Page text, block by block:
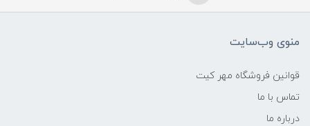
منوی وب‌سایت
قوانین فروشگاه مهر کیت
تماس با ما
درباره ما